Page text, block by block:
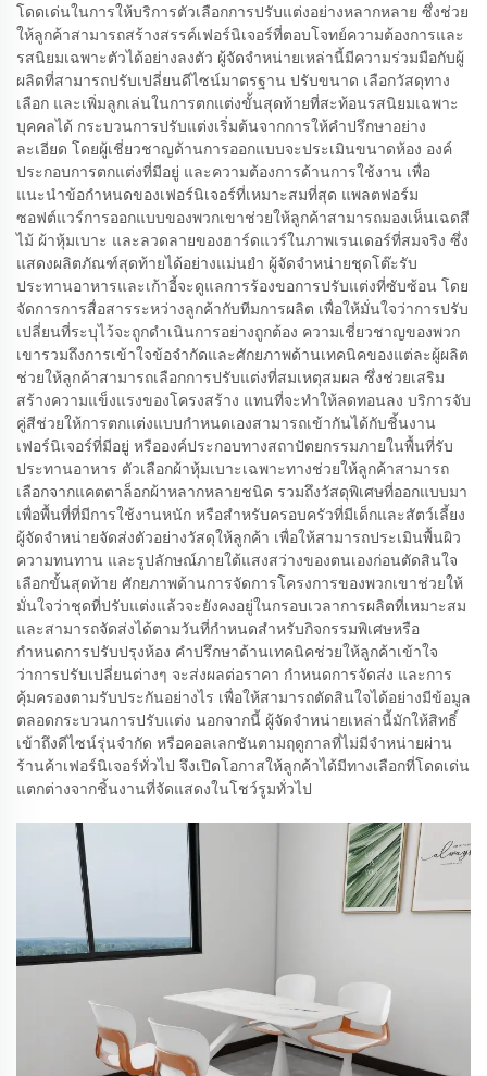
โดดเด่นในการให้บริการตัวเลือกการปรับแต่งอย่างหลากหลาย ซึ่งช่วย
ให้ลูกค้าสามารถสร้างสรรค์เฟอร์นิเจอร์ที่ตอบโจทย์ความต้องการและ
รสนิยมเฉพาะตัวได้อย่างลงตัว ผู้จัดจำหน่ายเหล่านี้มีความร่วมมือกับผู้
ผลิตที่สามารถปรับเปลี่ยนดีไซน์มาตรฐาน ปรับขนาด เลือกวัสดุทาง
เลือก และเพิ่มลูกเล่นในการตกแต่งขั้นสุดท้ายที่สะท้อนรสนิยมเฉพาะ
บุคคลได้ กระบวนการปรับแต่งเริ่มต้นจากการให้คำปรึกษาอย่าง
ละเอียด โดยผู้เชี่ยวชาญด้านการออกแบบจะประเมินขนาดห้อง องค์
ประกอบการตกแต่งที่มีอยู่ และความต้องการด้านการใช้งาน เพื่อ
แนะนำข้อกำหนดของเฟอร์นิเจอร์ที่เหมาะสมที่สุด แพลตฟอร์ม
ซอฟต์แวร์การออกแบบของพวกเขาช่วยให้ลูกค้าสามารถมองเห็นเฉดสี
ไม้ ผ้าหุ้มเบาะ และลวดลายของฮาร์ดแวร์ในภาพเรนเดอร์ที่สมจริง ซึ่ง
แสดงผลิตภัณฑ์สุดท้ายได้อย่างแม่นยำ ผู้จัดจำหน่ายชุดโต๊ะรับ
ประทานอาหารและเก้าอี้จะดูแลการร้องขอการปรับแต่งที่ซับซ้อน โดย
จัดการการสื่อสารระหว่างลูกค้ากับทีมการผลิต เพื่อให้มั่นใจว่าการปรับ
เปลี่ยนที่ระบุไว้จะถูกดำเนินการอย่างถูกต้อง ความเชี่ยวชาญของพวก
เขารวมถึงการเข้าใจข้อจำกัดและศักยภาพด้านเทคนิคของแต่ละผู้ผลิต
ช่วยให้ลูกค้าสามารถเลือกการปรับแต่งที่สมเหตุสมผล ซึ่งช่วยเสริม
สร้างความแข็งแรงของโครงสร้าง แทนที่จะทำให้ลดทอนลง บริการจับ
คู่สีช่วยให้การตกแต่งแบบกำหนดเองสามารถเข้ากันได้กับชิ้นงาน
เฟอร์นิเจอร์ที่มีอยู่ หรือองค์ประกอบทางสถาปัตยกรรมภายในพื้นที่รับ
ประทานอาหาร ตัวเลือกผ้าหุ้มเบาะเฉพาะทางช่วยให้ลูกค้าสามารถ
เลือกจากแคตตาล็อกผ้าหลากหลายชนิด รวมถึงวัสดุพิเศษที่ออกแบบมา
เพื่อพื้นที่ที่มีการใช้งานหนัก หรือสำหรับครอบครัวที่มีเด็กและสัตว์เลี้ยง
ผู้จัดจำหน่ายจัดส่งตัวอย่างวัสดุให้ลูกค้า เพื่อให้สามารถประเมินพื้นผิว
ความทนทาน และรูปลักษณ์ภายใต้แสงสว่างของตนเองก่อนตัดสินใจ
เลือกขั้นสุดท้าย ศักยภาพด้านการจัดการโครงการของพวกเขาช่วยให้
มั่นใจว่าชุดที่ปรับแต่งแล้วจะยังคงอยู่ในกรอบเวลาการผลิตที่เหมาะสม
และสามารถจัดส่งได้ตามวันที่กำหนดสำหรับกิจกรรมพิเศษหรือ
กำหนดการปรับปรุงห้อง คำปรึกษาด้านเทคนิคช่วยให้ลูกค้าเข้าใจ
ว่าการปรับเปลี่ยนต่างๆ จะส่งผลต่อราคา กำหนดการจัดส่ง และการ
คุ้มครองตามรับประกันอย่างไร เพื่อให้สามารถตัดสินใจได้อย่างมีข้อมูล
ตลอดกระบวนการปรับแต่ง นอกจากนี้ ผู้จัดจำหน่ายเหล่านี้มักให้สิทธิ์
เข้าถึงดีไซน์รุ่นจำกัด หรือคอลเลกชันตามฤดูกาลที่ไม่มีจำหน่ายผ่าน
ร้านค้าเฟอร์นิเจอร์ทั่วไป จึงเปิดโอกาสให้ลูกค้าได้มีทางเลือกที่โดดเด่น
แตกต่างจากชิ้นงานที่จัดแสดงในโชว์รูมทั่วไป